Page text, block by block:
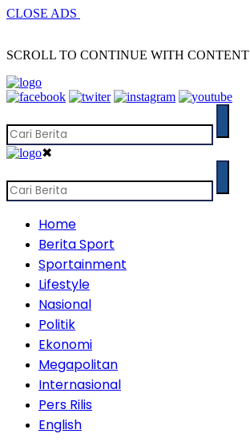
CLOSE ADS
SCROLL TO CONTINUE WITH CONTENT
✖
Home
Berita Sport
Sportainment
Lifestyle
Nasional
Politik
Ekonomi
Megapolitan
Internasional
Pers Rilis
English